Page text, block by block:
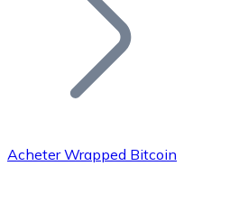
Acheter Wrapped Bitcoin